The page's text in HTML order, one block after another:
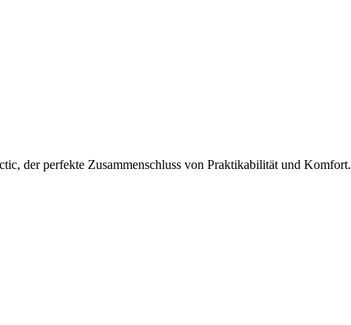
der perfekte Zusammenschluss von Praktikabilität und Komfort.